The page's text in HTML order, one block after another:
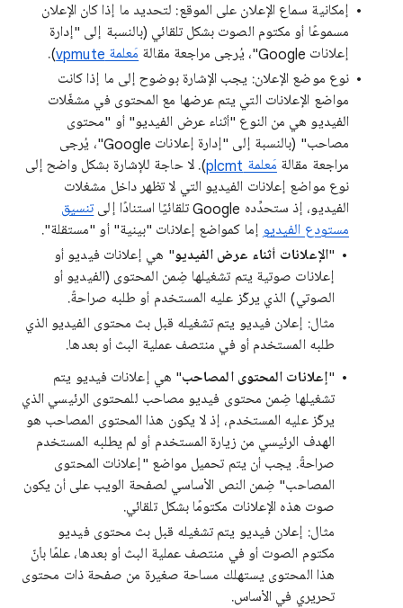
إمكانية سماع الإعلان على الموقع: لتحديد ما إذا كان الإعلان
مسموعًا أو مكتوم الصوت بشكل تلقائي (بالنسبة إلى "إدارة
إعلانات Google"، يُرجى مراجعة مقالة
مَعلمة vpmute
).
نوع موضع الإعلان: يجب الإشارة بوضوح إلى ما إذا كانت
مواضع الإعلانات التي يتم عرضها مع المحتوى في مشغّلات
الفيديو هي من النوع "أثناء عرض الفيديو" أو "محتوى
مصاحب" (بالنسبة إلى "إدارة إعلانات Google"، يُرجى
مراجعة مقالة مَعلمة plcmt
). لا حاجة للإشارة بشكل واضح إلى
نوع مواضع إعلانات الفيديو التي لا تظهر داخل مشغلات
الفيديو، إذ ستحدِّده Google تلقائيًا استنادًا إلى
تنسيق
مستودع الفيديو إما كمواضع إعلانات "بينية" أو "مستقلة".
"الإعلانات أثناء عرض الفيديو" هي إعلانات فيديو أو
إعلانات صوتية يتم تشغيلها ضِمن المحتوى (الفيديو أو
الصوتي) الذي يركّز عليه المستخدم أو طلبه صراحةً.
مثال: إعلان فيديو يتم تشغيله قبل بث محتوى الفيديو الذي
طلبه المستخدم أو في منتصف عملية البث أو بعدها.
"إعلانات المحتوى المصاحب" هي إعلانات فيديو يتم
تشغيلها ضِمن محتوى فيديو مصاحب للمحتوى الرئيسي الذي
يركّز عليه المستخدم، إذ لا يكون هذا المحتوى المصاحب هو
الهدف الرئيسي من زيارة المستخدم أو لم يطلبه المستخدم
صراحةً. يجب أن يتم تحميل مواضع "إعلانات المحتوى
المصاحب" ضِمن النص الأساسي لصفحة الويب على أن يكون
صوت هذه الإعلانات مكتومًا بشكل تلقائي.
مثال: إعلان فيديو يتم تشغيله قبل بث محتوى فيديو
مكتوم الصوت أو في منتصف عملية البث أو بعدها، علمًا بأنّ
هذا المحتوى يستهلك مساحة صغيرة من صفحة ذات محتوى
تحريري في الأساس.